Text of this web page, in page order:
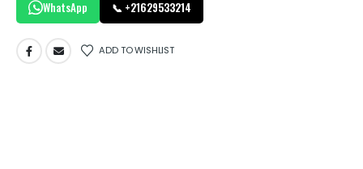
WhatsApp 📞 +21629533214
ADD TO WISHLIST